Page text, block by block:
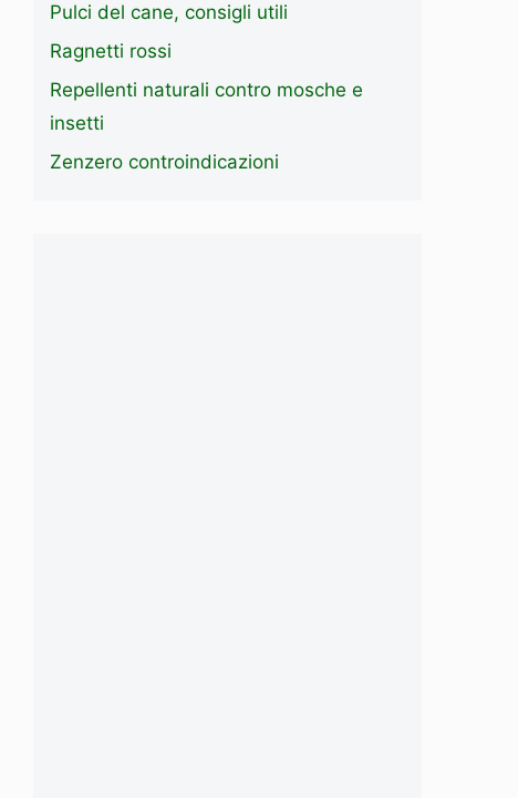
Pulci del cane, consigli utili
Ragnetti rossi
Repellenti naturali contro mosche e
insetti
Zenzero controindicazioni